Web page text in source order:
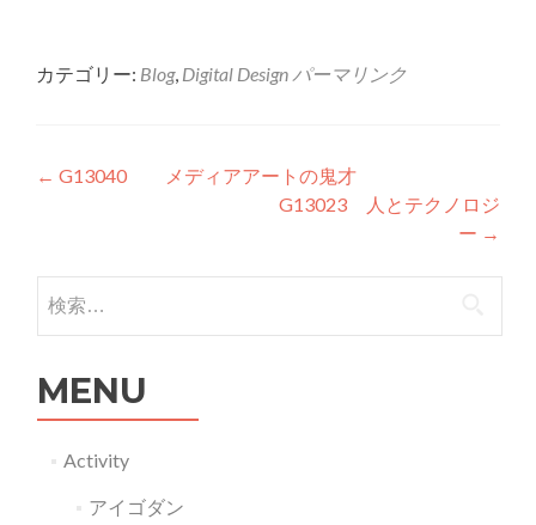
カテゴリー: Blog, Digital Design パーマリンク
投稿ナビゲーション
← G13040 メディアアートの鬼才
G13023 人とテクノロジ
ー →
MENU
Activity
アイゴダン